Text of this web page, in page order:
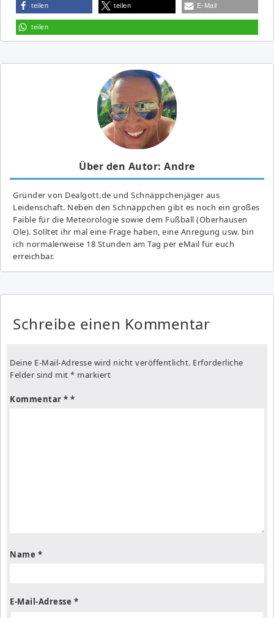
teilen teilen E-Mail
teilen
Über den Autor: Andre
Gründer von Dealgott.de und Schnäppchenjäger aus
Leidenschaft. Neben den Schnäppchen gibt es noch ein großes
Fai­ble für die Meteorologie sowie dem Fußball (Oberhausen
Ole). Solltet ihr mal eine Frage haben, eine Anregung usw. bin
ich normalerweise 18 Stunden am Tag per eMail für euch
erreichbar.
Schreibe einen Kommentar
Deine E-Mail-Adresse wird nicht veröffentlicht. Erforderliche
Felder sind mit * markiert
Kommentar *
Name *
E-Mail-Adresse *